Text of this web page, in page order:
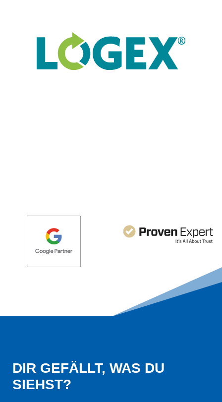
DIR GEFÄLLT, WAS DU
SIEHST?